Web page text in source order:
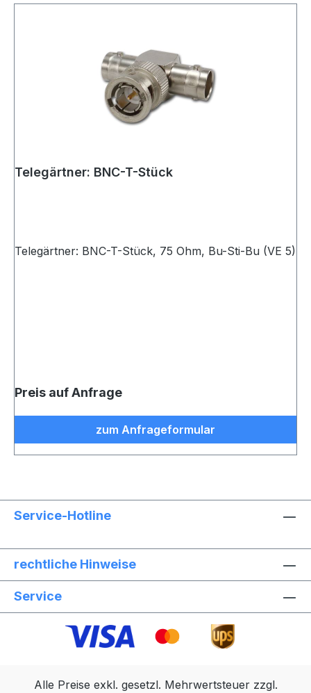
Telegärtner: BNC-T-Stück
Telegärtner: BNC-T-Stück, 75 Ohm, Bu-Sti-Bu (VE 5)
Preis auf Anfrage
zum Anfrageformular
Service-Hotline
rechtliche Hinweise
Service
Alle Preise exkl. gesetzl. Mehrwertsteuer zzgl.